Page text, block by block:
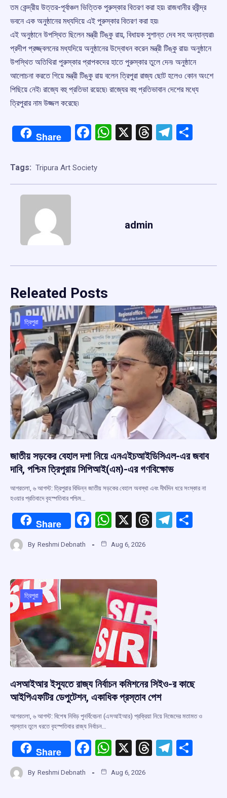
তম কেন্দ্রীয় উত্তর-পূর্বাঞ্চল ভিত্তিক পুরুস্কার বিতরণ করা হয়৷ রাজধানীর রবীন্দ্র
ভবনে এক অনুষ্ঠানের মধ্যদিয়ে এই পুরুস্কার বিতরণ করা হয়৷
এই অনুষ্ঠানে উপস্থিত ছিলেন মন্ত্রী টিঙ্কু রায়, বিধায়ক সুশান্ত দেব সহ অন্যান্যরা৷
প্রদীপ প্রজ্জ্বলনের মধ্যদিয়ে অনুষ্ঠানের উদ্বোধন করেন মন্ত্রী টিঙ্কু রায়৷ অনুষ্ঠানে
উপস্থিত অতিথিরা পুরুস্কার প্রাপকদের হাতে পুরুস্কার তুলে দেন৷ অনুষ্ঠানে
আলোচনা করতে গিয়ে মন্ত্রী টিঙ্কু রায় বলেন ত্রিপুরা রাজ্য ছোট হলেও কোন অংশে
পিছিয়ে নেই৷ রাজ্যে বহু প্রতিভা রয়েছে৷ রাজ্যের বহু প্রতিভাবান দেশের মধ্যে
ত্রিপুরার নাম উজ্জল করেছে৷
Share Facebook
WhatsApp
X Threads
Tags: Tripura Art Society
admin
Releated Posts
ত্রিপুরা
জাতীয় সড়কের বেহাল দশা নিয়ে এনএইচআইডিসিএল-এর জবাব
দাবি, পশ্চিম ত্রিপুরায় সিপিআই(এম)-এর গণবিক্ষোভ
আগরতলা, ৬ আগস্ট: ত্রিপুরার বিভিন্ন জাতীয় সড়কের বেহাল অবস্থা এবং দীর্ঘদিন ধরে সংস্কার না
হওয়ার প্রতিবাদে বৃহস্পতিবার পশ্চিম…
Share
F
ce
o
o
k
W
at
A
p
p
X
T
d
s
T
By Reshmi Debnath Aug 6, 2026
ত্রিপুরা
এসআইআর ইস্যুতে রাজ্য নির্বাচন কমিশনের সিইও-র কাছে
আইপিএফটির ডেপুটেশন, একাধিক প্রস্তাব পেশ
আগরতলা, ৬ আগস্ট: বিশেষ নিবিড় পুনর্বিবেচনা (এসআইআর) প্রক্রিয়া নিয়ে নিজেদের মতামত ও
প্রস্তাব তুলে ধরতে বৃহস্পতিবার রাজ্য নির্বাচন…
Share
F
ce
W
at
X
T
T
By Reshmi Debnath Aug 6, 2026